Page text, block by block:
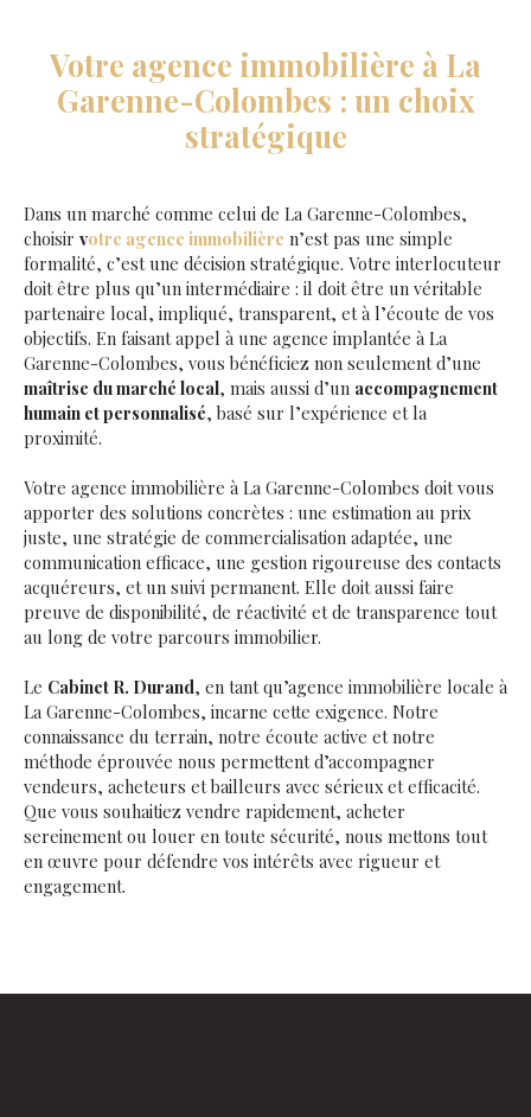
Votre agence immobilière à La
Garenne-Colombes : un choix
stratégique
Dans un marché comme celui de La Garenne-Colombes,
choisir votre agence immobilière n’est pas une simple
formalité, c’est une décision stratégique. Votre interlocuteur
doit être plus qu’un intermédiaire : il doit être un véritable
partenaire local, impliqué, transparent, et à l’écoute de vos
objectifs. En faisant appel à une agence implantée à La
Garenne-Colombes, vous bénéficiez non seulement d’une
maîtrise du marché local, mais aussi d’un accompagnement
humain et personnalisé, basé sur l’expérience et la
proximité.
Votre agence immobilière à La Garenne-Colombes doit vous
apporter des solutions concrètes : une estimation au prix
juste, une stratégie de commercialisation adaptée, une
communication efficace, une gestion rigoureuse des contacts
acquéreurs, et un suivi permanent. Elle doit aussi faire
preuve de disponibilité, de réactivité et de transparence tout
au long de votre parcours immobilier.
Le Cabinet R. Durand, en tant qu’agence immobilière locale à
La Garenne-Colombes, incarne cette exigence. Notre
connaissance du terrain, notre écoute active et notre
méthode éprouvée nous permettent d’accompagner
vendeurs, acheteurs et bailleurs avec sérieux et efficacité.
Que vous souhaitiez vendre rapidement, acheter
sereinement ou louer en toute sécurité, nous mettons tout
en œuvre pour défendre vos intérêts avec rigueur et
engagement.